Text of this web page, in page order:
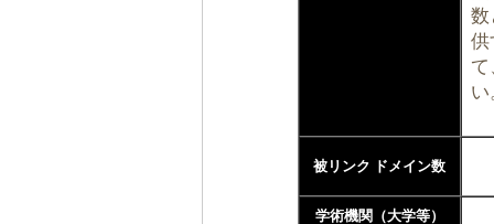
数
供
い
被リンク ドメイン数
学術機関（大学等）